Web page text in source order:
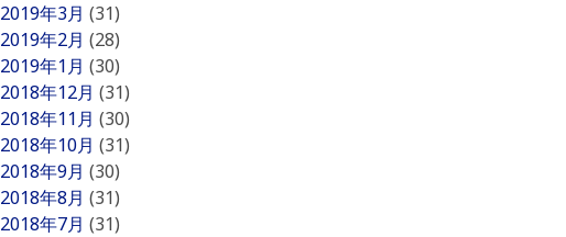
2019年3月 (31)
2019年2月 (28)
2019年1月 (30)
2018年12月 (31)
2018年11月 (30)
2018年10月 (31)
2018年9月 (30)
2018年8月 (31)
2018年7月 (31)